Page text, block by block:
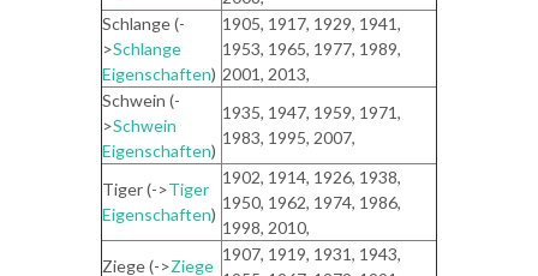
Schlange (-
>Schlange
Eigenschaften)
1905, 1917, 1929, 1941,
1953, 1965, 1977, 1989,
2001, 2013,
Schwein (-
>Schwein
Eigenschaften)
1935, 1947, 1959, 1971,
1983, 1995, 2007,
Tiger (->Tiger
Eigenschaften)
1902, 1914, 1926, 1938,
1950, 1962, 1974, 1986,
1998, 2010,
Ziege (->Ziege
1907, 1919, 1931, 1943,